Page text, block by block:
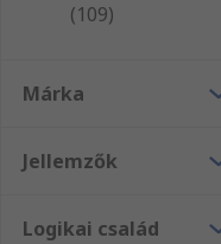
(109)
Márka
Jellemzők
Logikai család